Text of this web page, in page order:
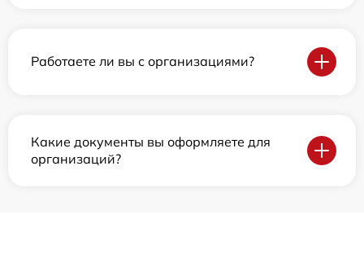
Работаете ли вы с организациями?
Какие документы вы оформляете для
организаций?